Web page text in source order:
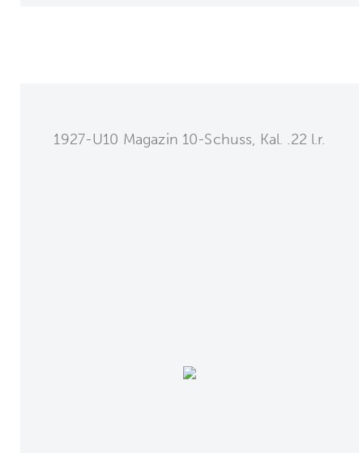
1927-U10 Magazin 10-Schuss, Kal. .22 l.r.